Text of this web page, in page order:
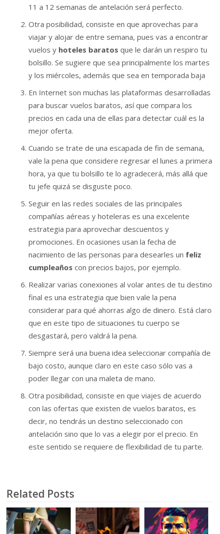
11 a 12 semanas de antelación será perfecto.
Otra posibilidad, consiste en que aprovechas para
viajar y alojar de entre semana, pues vas a encontrar
vuelos y hoteles baratos que le darán un respiro tu
bolsillo. Se sugiere que sea principalmente los martes
y los miércoles, además que sea en temporada baja
En Internet son muchas las plataformas desarrolladas
para buscar vuelos baratos, así que compara los
precios en cada una de ellas para detectar cuál es la
mejor oferta.
Cuando se trate de una escapada de fin de semana,
vale la pena que considere regresar el lunes a primera
hora, ya que tu bolsillo te lo agradecerá, más allá que
tu jefe quizá se disguste poco.
Seguir en las redes sociales de las principales
compañías aéreas y hoteleras es una excelente
estrategia para aprovechar descuentos y
promociones. En ocasiones usan la fecha de
nacimiento de las personas para desearles un feliz
cumpleañoscon precios bajos, por ejemplo.
Realizar varias conexiones al volar antes de tu destino
final es una estrategia que bien vale la pena
considerar para qué ahorras algo de dinero. Está claro
que en este tipo de situaciones tu cuerpo se
desgastará, pero valdrá la pena.
Siempre será una buena idea seleccionar compañía de
bajo costo, aunque claro en este caso sólo vas a
poder llegar con una maleta de mano.
Otra posibilidad, consiste en que viajes de acuerdo
con las ofertas que existen de vuelos baratos, es
decir, no tendrás un destino seleccionado con
antelación sino que lo vas a elegir por el precio. En
este sentido se requiere de flexibilidad de tu parte.
Related Posts